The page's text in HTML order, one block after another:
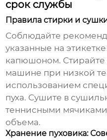
срок службы
Правила стирки и
Соблюдайте
указанные на
капюшоном.
машине при низкой
использованием
пуха. Сушите в
теннисными
объема.
Хранение пуховика: